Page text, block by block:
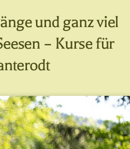
und ganz viel
– Kurse für